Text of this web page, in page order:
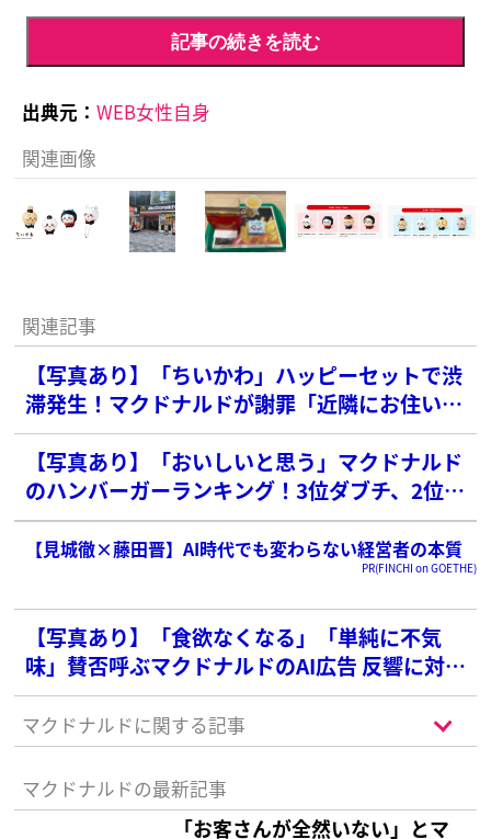
記事の続きを読む
出典元： WEB女性自身
関連画像
関連記事
【写真あり】「ちいかわ」ハッピーセットで渋
滞発生！マクドナルドが謝罪「近隣にお住いの
皆様にご迷惑をおかけした」
【写真あり】「おいしいと思う」マクドナルド
のハンバーガーランキング！3位ダブチ、2位ビ
ッグマックを抑えた1位は？
【見城徹×藤田晋】AI時代でも変わらない経営者の本質
PR(FINCHI on GOETHE)
【写真あり】「食欲なくなる」「単純に不気
味」賛否呼ぶマクドナルドのAI広告 反響に対す
る日本マクドナルド社の見解は？
マクドナルドに関する記事
マクドナルドの最新記事
「お客さんが全然いない」とマ